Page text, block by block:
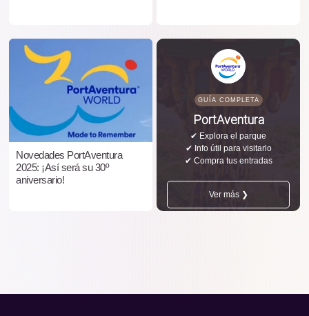
Novedades PortAventura
2025: ¡Así será su 30º
aniversario!
GUÍA COMPLETA
PortAventura
✔ Explora el parque
✔ Info útil para visitarlo
✔ Compra tus entradas
Ver más ❯